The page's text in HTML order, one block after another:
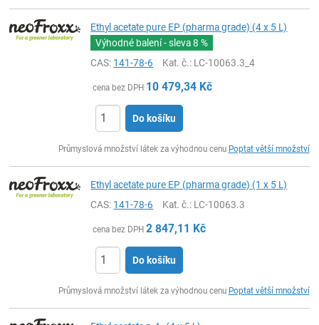
Ethyl acetate pure EP (pharma grade) (4 x 5 L)
Výhodné balení - sleva8 %
CAS: 141-78-6 Kat. č.: LC-10063.3_4
cena bez DPH 10 479,34 Kč
Do košíku
Průmyslová množství látek za výhodnou cenu Poptat větší množství
Ethyl acetate pure EP (pharma grade) (1 x 5 L)
CAS: 141-78-6 Kat. č.: LC-10063.3
cena bez DPH 2 847,11 Kč
Do košíku
Průmyslová množství látek za výhodnou cenu Poptat větší množství